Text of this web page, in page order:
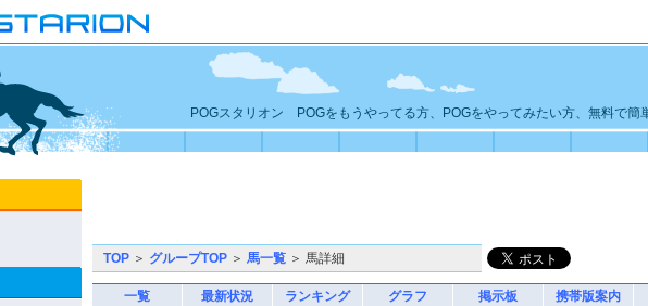
POGスタリオン POGをもうやってる方、POGをやってみたい方、無料で簡
TOP ＞ グループTOP ＞ 馬一覧 ＞ 馬詳細
一覧 最新状況 ランキング グラフ 掲示板 携帯版案内